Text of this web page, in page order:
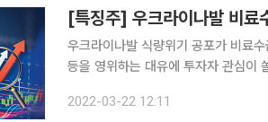
[특징주] 우크라이나발 비료
우크라이나발 식량위기 공포가 비료
등을 영위하는 대유에 투자자 관심이 쏠리며 강세를 보인다.
의약외품 제조, 수입 및 판매업을 주
2022-03-22 12:11